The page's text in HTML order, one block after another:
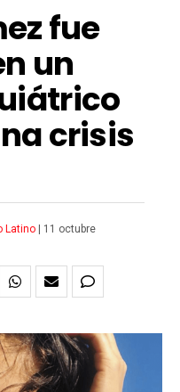
fue
un
crisis
Latino
11 octubre